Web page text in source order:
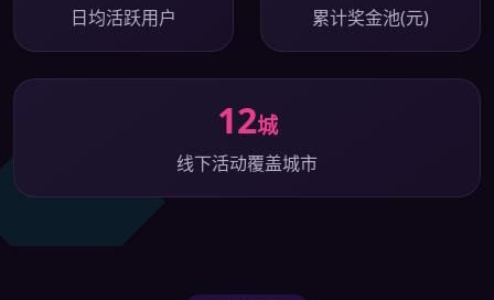
日均活跃用户 累计奖金池(元)
12城
线下活动覆盖城市